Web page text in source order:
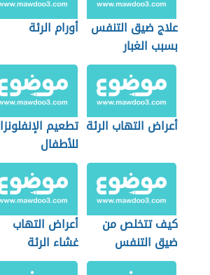
علاج ضيق التنفس
بسبب الغبار
أورام الرئة
أعراض التهاب الرئة تطعيم الإنفلونزا
للأطفال
كيف تتخلص من
ضيق التنفس
أعراض التهاب
غشاء الرئة